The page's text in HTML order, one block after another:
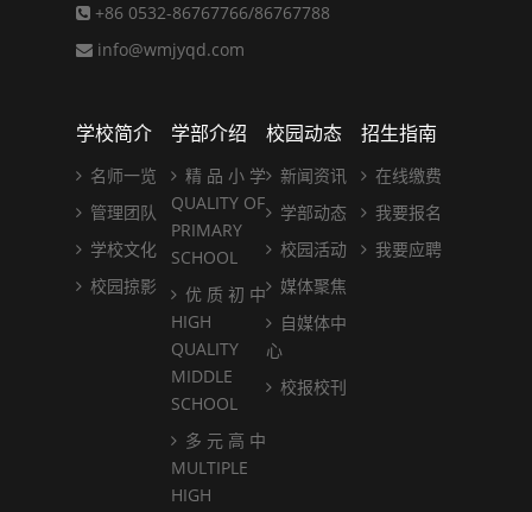
+86 0532-86767766/86767788
info@wmjyqd.com
学校简介
名师一览
管理团队
学校文化
校园掠影
学部介绍
精 品 小 学
QUALITY OF
PRIMARY
SCHOOL
优 质 初 中
HIGH
QUALITY
MIDDLE
SCHOOL
多 元 高 中
MULTIPLE
HIGH
校园动态
新闻资讯
学部动态
校园活动
媒体聚焦
自媒体中
心
校报校刊
招生指南
在线缴费
我要报名
我要应聘